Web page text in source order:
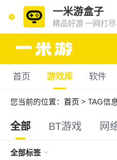
一米游盒子
精品好游 一网打尽
首页 游戏库 软件
您当前的位置： 首页 > TAG信
全部 BT游戏 网
全部标签